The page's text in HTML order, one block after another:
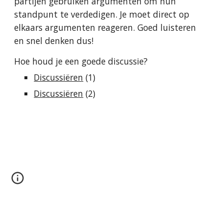
standpunt te verdedigen. Je moet direct op
elkaars argumenten reageren. Goed luisteren
en snel denken dus!
Hoe houd je een goede discussie?
Discussiëren (1)
Discussiëren (2)